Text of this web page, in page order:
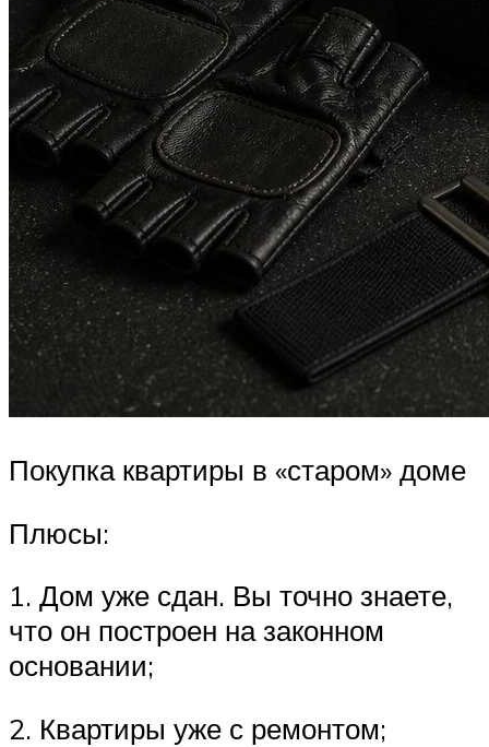
Покупка квартиры в «старом» доме
Плюсы:
1. Дом уже сдан. Вы точно знаете,
что он построен на законном
основании;
2. Квартиры уже с ремонтом;